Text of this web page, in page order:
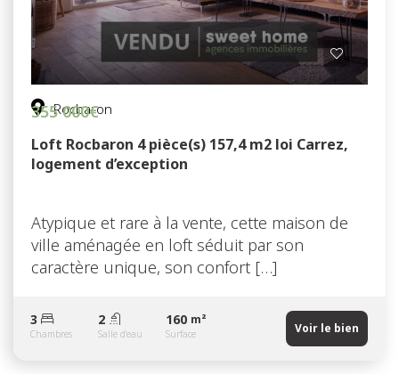
Rocbaron
355 000€
Loft Rocbaron 4 pièce(s) 157,4 m2 loi Carrez,
logement d’exception
Atypique et rare à la vente, cette maison de
ville aménagée en loft séduit par son
caractère unique, son confort […]
3
Chambres
2
Salle d'eau
160 m²
Surface Voir le bien